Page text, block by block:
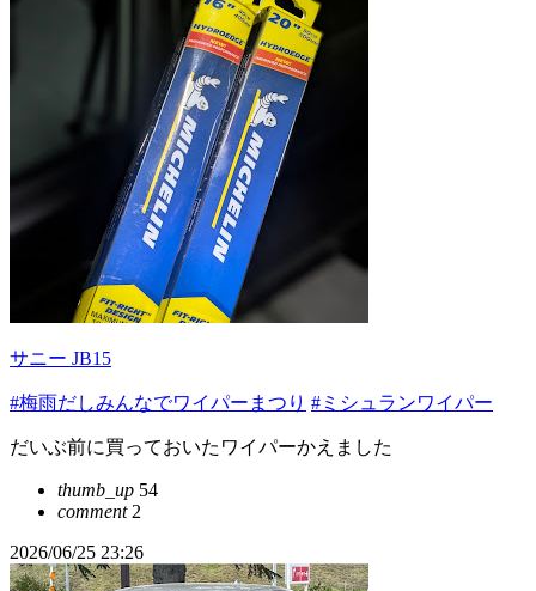
サニー JB15
#梅雨だしみんなでワイパーまつり #ミシュランワイパー
だいぶ前に買っておいたワイパーかえました
thumb_up 54
comment2
2026/06/25 23:26